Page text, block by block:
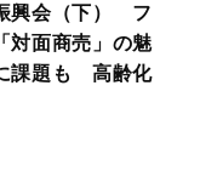
会（下） フ
面商売」の魅
課題も 高齢化